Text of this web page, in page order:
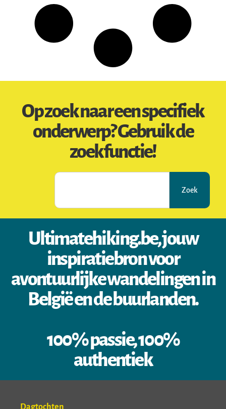
Op zoek naar een specifiek
onderwerp? Gebruik de
zoekfunctie!
Zoek
Ultimatehiking.be, jouw
inspiratiebron voor
avontuurlijke wandelingen in
België en de buurlanden.
100% passie, 100%
authentiek
Dagtochten